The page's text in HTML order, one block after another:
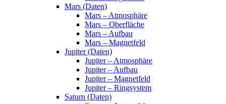
Mars (Daten)
Mars – Atmosphäre
Mars – Oberfläche
Mars – Aufbau
Mars – Magnetfeld
Jupiter (Daten)
Jupiter – Atmosphäre
Jupiter – Aufbau
Jupiter – Magnetfeld
Jupiter – Ringsystem
Saturn (Daten)